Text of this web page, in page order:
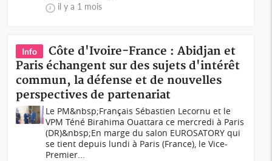
il y a 1 mois
Info
Côte d'Ivoire-France : Abidjan et
Paris échangent sur des sujets d'intérêt
commun, la défense et de nouvelles
perspectives de partenariat
Le PM&nbsp;Français Sébastien Lecornu et le
VPM Téné Birahima Ouattara ce mercredi à Paris
(DR)&nbsp;En marge du salon EUROSATORY qui
se tient depuis lundi à Paris (France), le Vice-
Premier...